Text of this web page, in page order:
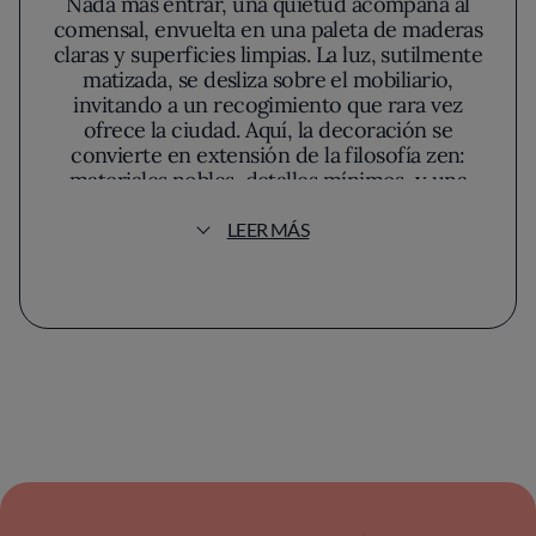
comensal, envuelta en una paleta de maderas
claras y superficies limpias. La luz, sutilmente
matizada, se desliza sobre el mobiliario,
invitando a un recogimiento que rara vez
ofrece la ciudad. Aquí, la decoración se
convierte en extensión de la filosofía zen:
materiales nobles, detalles mínimos, y una
la contemplación más que para la sorpresa.El
exigentes, alcanza en manos del equipo de
corte, especialmente visible en la pureza de
LEER MÁS